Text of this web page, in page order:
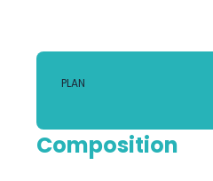
Composition
PLAN